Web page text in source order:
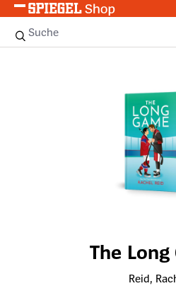
Zum Hauptinhalt springen
Suche
The Long
Reid,